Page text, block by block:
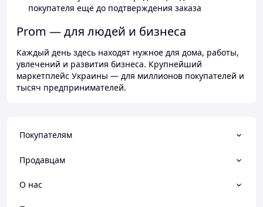
покупателя ещё до подтверждения заказа
Prom — для людей и бизнеса
Каждый день здесь находят нужное для дома, работы,
увлечений и развития бизнеса. Крупнейший
маркетплейс Украины — для миллионов покупателей и
тысяч предпринимателей.
Покупателям
Продавцам
О нас